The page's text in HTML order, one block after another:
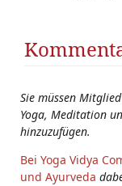
Sie müssen
Yoga, Meditation
hinzuzufügen.
Bei Yoga Vidya
und Ayurveda